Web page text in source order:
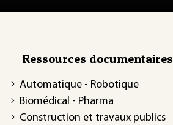
Ressources documentaires
Automatique - Robotique
Biomédical - Pharma
Construction et travaux publics